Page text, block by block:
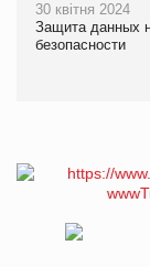
30 квітня 2024
Защита данных
безопасности